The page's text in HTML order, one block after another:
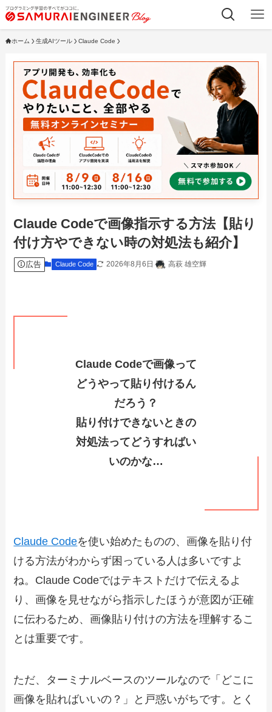
ホーム 生成AIツール Claude Code
Claude Codeで画像指示する方法【貼り
付け方やできない時の対処法も紹介】
広告 Claude Code 2026年8月6日 高萩 雄空輝
Claude Codeで画像って
どうやって貼り付けるん
だろう？
貼り付けできないときの
対処法ってどうすればい
いのかな…
Claude Codeを使い始めたものの、画像を貼り付
ける方法がわからず困っている人は多いですよ
ね。Claude Codeではテキストだけで伝えるよ
り、画像を見せながら指示したほうが意図が正確
に伝わるため、画像貼り付けの方法を理解するこ
とは重要です。
ただ、ターミナルベースのツールなので「どこに
画像を貼ればいいの？」と戸惑いがちです。とく